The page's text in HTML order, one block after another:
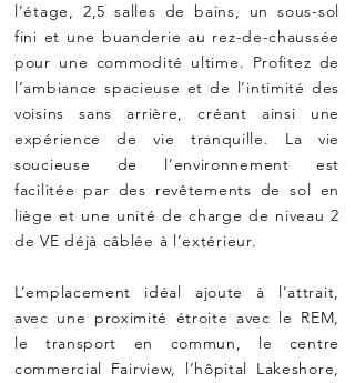
l’étage, 2,5 salles de bains, un sous-sol
fini et une buanderie au rez-de-chaussée
pour une commodité ultime. Profitez de
l’ambiance spacieuse et de l’intimité des
voisins sans arrière, créant ainsi une
expérience de vie tranquille. La vie
soucieuse de l’environnement est
facilitée par des revêtements de sol en
liège et une unité de charge de niveau 2
de VE déjà câblée à l’extérieur.
L’emplacement idéal ajoute à l’attrait,
avec une proximité étroite avec le REM,
le transport en commun, le centre
commercial Fairview, l’hôpital Lakeshore,